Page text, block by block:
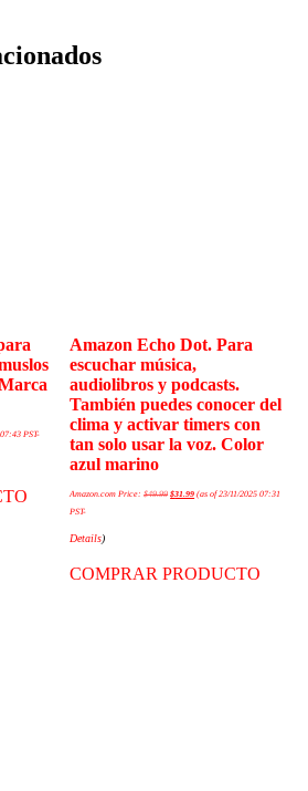
PST-
Amazon Echo Dot. Para
escuchar música,
audiolibros y podcasts.
También puedes conocer del
clima y activar timers con
tan solo usar la voz. Color
azul marino
Amazon.com Price:$49.99 $31.99 (as of 23/11/2025 07:31
PST-
Details)
COMPRAR PRODUCTO